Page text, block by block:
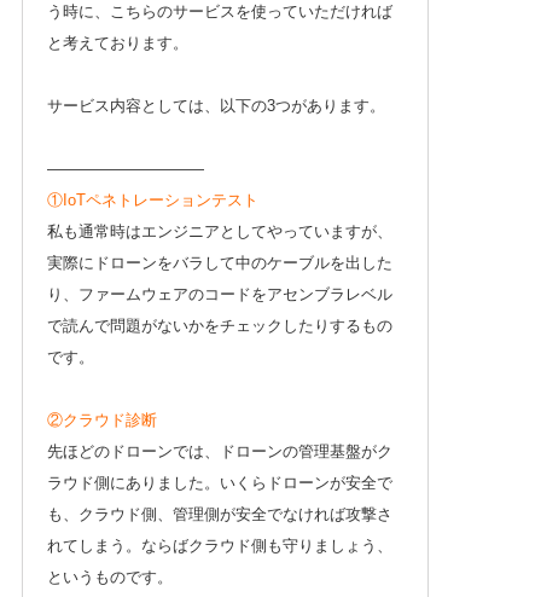
う時に、こちらのサービスを使っていただければ
と考えております。
サービス内容としては、以下の3つがあります。
——————————
①IoTペネトレーションテスト
私も通常時はエンジニアとしてやっていますが、
実際にドローンをバラして中のケーブルを出した
り、ファームウェアのコードをアセンブラレベル
で読んで問題がないかをチェックしたりするもの
です。
②クラウド診断
先ほどのドローンでは、ドローンの管理基盤がク
ラウド側にありました。いくらドローンが安全で
も、クラウド側、管理側が安全でなければ攻撃さ
れてしまう。ならばクラウド側も守りましょう、
というものです。